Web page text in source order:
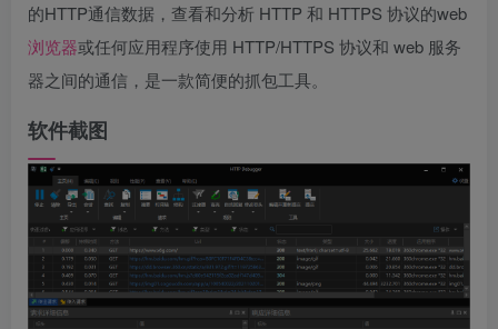
的HTTP通信数据，查看和分析 HTTP 和 HTTPS 协议的web
浏览器或任何应用程序使用 HTTP/HTTPS 协议和 web 服务
器之间的通信，是一款简便的抓包工具。
软件截图